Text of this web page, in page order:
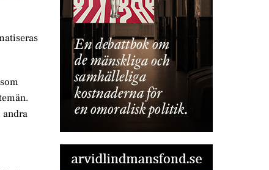
andra